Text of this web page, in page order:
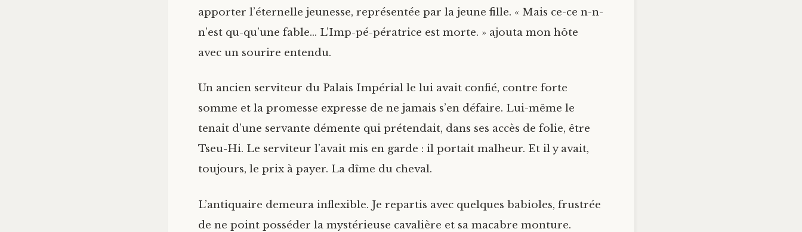
apporter l’éternelle jeunesse, représentée par la jeune fille. « Mais ce-ce n-n-
n’est qu-qu’une fable… L’Imp-pé-pératrice est morte. » ajouta mon hôte
avec un sourire entendu.
Un ancien serviteur du Palais Impérial le lui avait confié, contre forte
somme et la promesse expresse de ne jamais s’en défaire. Lui-même le
tenait d’une servante démente qui prétendait, dans ses accès de folie, être
Tseu-Hi. Le serviteur l’avait mis en garde : il portait malheur. Et il y avait,
toujours, le prix à payer. La dîme du cheval.
L’antiquaire demeura inflexible. Je repartis avec quelques babioles, frustrée
de ne point posséder la mystérieuse cavalière et sa macabre monture.